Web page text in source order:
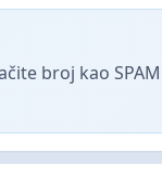
broj kao